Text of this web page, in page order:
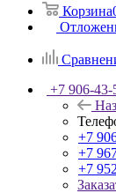
Корзина
+7 906-43-
+7
+7
+7